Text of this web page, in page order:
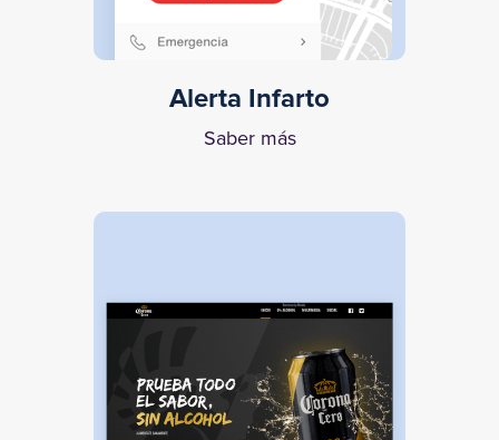
Alerta Infarto
Saber más